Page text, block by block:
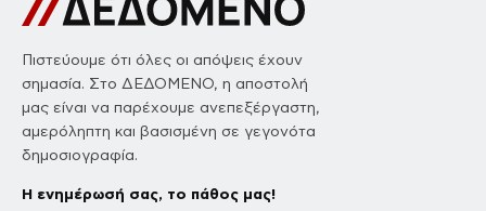
Πιστεύουμε ότι όλες οι απόψεις έχουν
σημασία. Στο ΔΕΔΟΜΕΝΟ, η αποστολή
μας είναι να παρέχουμε ανεπεξέργαστη,
αμερόληπτη και βασισμένη σε γεγονότα
δημοσιογραφία.
Η ενημέρωσή σας, το πάθος μας!